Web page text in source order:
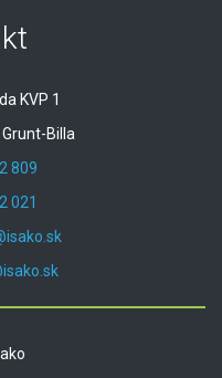
KVP 1
Billa
809
021